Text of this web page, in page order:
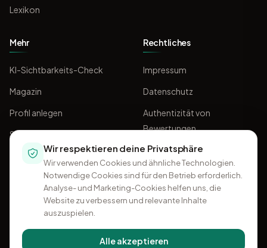
Lexikon
Mehr
KI-Sichtbarkeits-Check
Magazin
Profil anlegen
Sponsoring
Rechtliches
Impressum
Datenschutz
Authentizität von
Bewertungen
AGB
Wir respektieren deine Privatsphäre
Wir verwenden Cookies und ähnliche Technologien.
Notwendige Cookies sind für den Betrieb erforderlich.
Analyse- und Marketing-Cookies helfen uns, die
Website zu verbessern und relevante Inhalte
auszuspielen.
Alle akzeptieren